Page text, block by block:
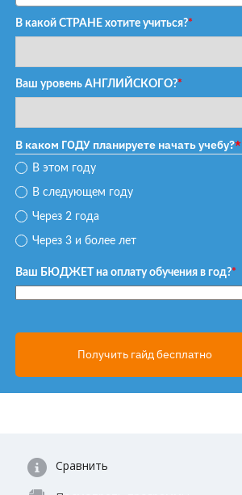
+7
В какой СТРАНЕ хотите учиться?*
Ваш уровень АНГЛИЙСКОГО?*
В каком ГОДУ планируете начать учебу?*
В этом году
В следующем году
Через 2 года
Через 3 и более лет
Ваш БЮДЖЕТ на оплату обучения в год?*
Получить гайд бесплатно
Сравнить